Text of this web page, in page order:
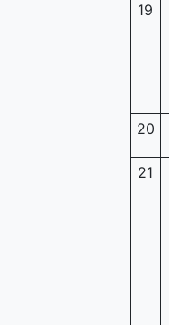
19
20
21